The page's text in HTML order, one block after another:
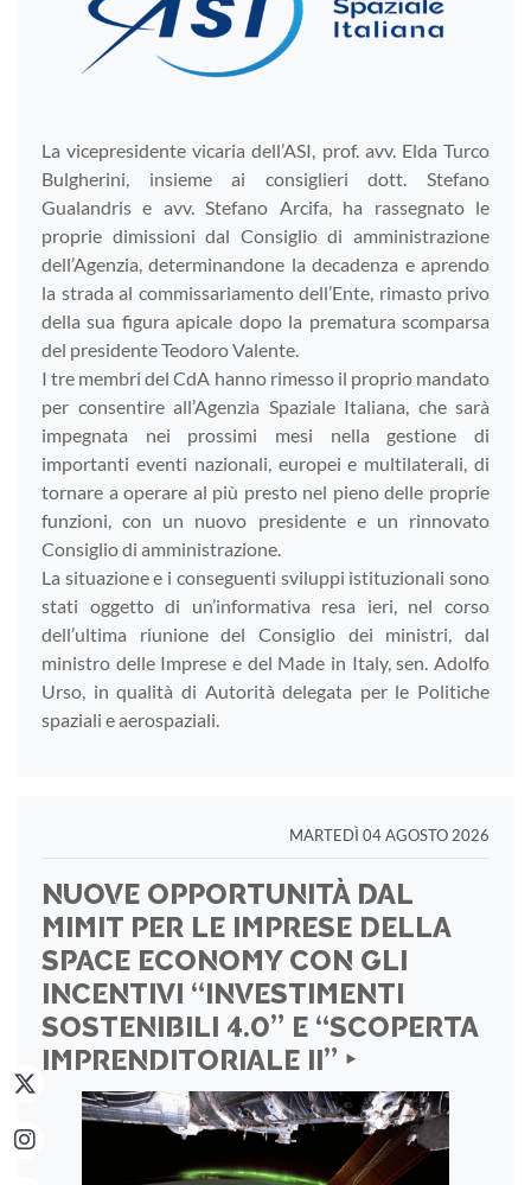
La vicepresidente vicaria dell’ASI, prof. avv. Elda Turco
Bulgherini, insieme ai consiglieri dott. Stefano
Gualandris e avv. Stefano Arcifa, ha rassegnato le
proprie dimissioni dal Consiglio di amministrazione
dell’Agenzia, determinandone la decadenza e aprendo
la strada al commissariamento dell’Ente, rimasto privo
della sua figura apicale dopo la prematura scomparsa
del presidente Teodoro Valente.
I tre membri del CdA hanno rimesso il proprio mandato
per consentire all’Agenzia Spaziale Italiana, che sarà
impegnata nei prossimi mesi nella gestione di
importanti eventi nazionali, europei e multilaterali, di
tornare a operare al più presto nel pieno delle proprie
funzioni, con un nuovo presidente e un rinnovato
Consiglio di amministrazione.
La situazione e i conseguenti sviluppi istituzionali sono
stati oggetto di un’informativa resa ieri, nel corso
dell’ultima riunione del Consiglio dei ministri, dal
ministro delle Imprese e del Made in Italy, sen. Adolfo
Urso, in qualità di Autorità delegata per le Politiche
spaziali e aerospaziali.
MARTEDÌ 04 AGOSTO 2026
NUOVE OPPORTUNITÀ DAL
MIMIT PER LE IMPRESE DELLA
SPACE ECONOMY CON GLI
INCENTIVI “INVESTIMENTI
SOSTENIBILI 4.0” E “SCOPERTA
IMPRENDITORIALE II” ‣